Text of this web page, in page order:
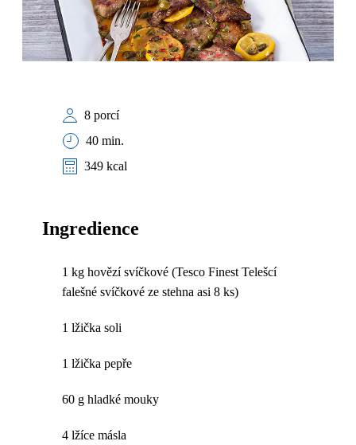
8 porcí
40 min.
349 kcal
Ingredience
1 kg hovězí svíčkové (Tesco Finest Telešcí
falešné svíčkové ze stehna asi 8 ks)
1 lžička soli
1 lžička pepře
60 g hladké mouky
4 lžíce másla